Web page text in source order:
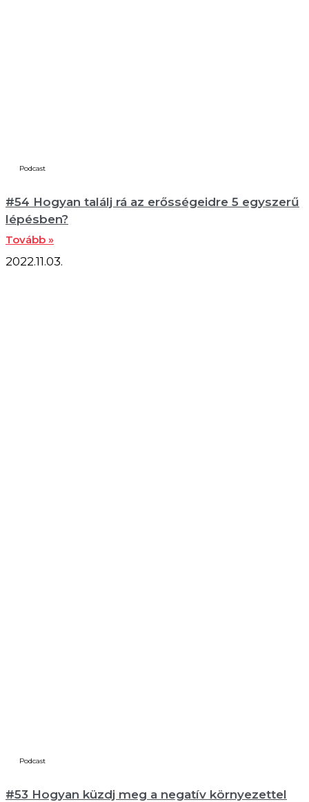
Podcast
#54 Hogyan találj rá az erősségeidre 5 egyszerű
lépésben?
Tovább »
2022.11.03.
Podcast
#53 Hogyan küzdj meg a negatív környezettel